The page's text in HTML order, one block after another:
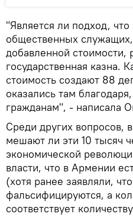
"Является ли подход, что
общественных
добавленной стоимости,
государственная казна.
стоимость создают 88
оказались там
гражданам", - написала
Среди других вопросов,
мешают ли эти 10 тысяч
экономической
власти, что в Армении
(хотя ранее заявляли,
фальсифицируются, а
соответствует